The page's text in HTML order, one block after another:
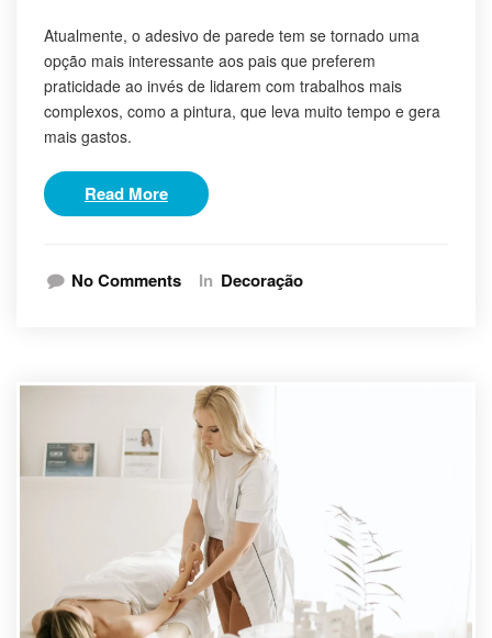
Atualmente, o adesivo de parede tem se tornado uma
opção mais interessante aos pais que preferem
praticidade ao invés de lidarem com trabalhos mais
complexos, como a pintura, que leva muito tempo e gera
mais gastos.
Read More
No Comments In Decoração